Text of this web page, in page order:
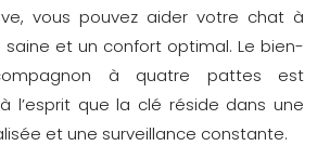
vous pouvez aider votre chat à
et un confort optimal. Le bien-
à quatre pattes est
l’esprit que la clé réside dans une
et une surveillance constante.